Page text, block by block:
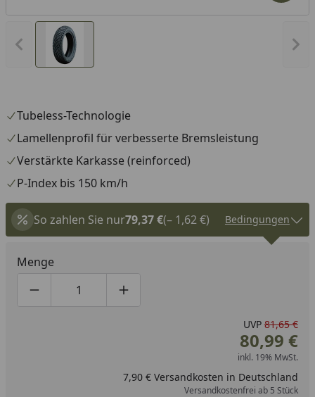
Vorheriges Bild anzeigen
Tubeless-Technologie
Lamellenprofil für verbesserte Bremsleistung
Verstärkte Karkasse (reinforced)
P-Index bis 150 km/h
So zahlen Sie nur79,37 €(– 1,62 €) Bedingungen
Menge
Produktmenge um eins verringern
Produktmenge manuell eingeben
Produktmenge um eins erhöhen
UVP 81,65 €
80,99 €
inkl. 19% MwSt.
7,90 € Versandkosten in Deutschland
Versandkostenfrei ab 5 Stück